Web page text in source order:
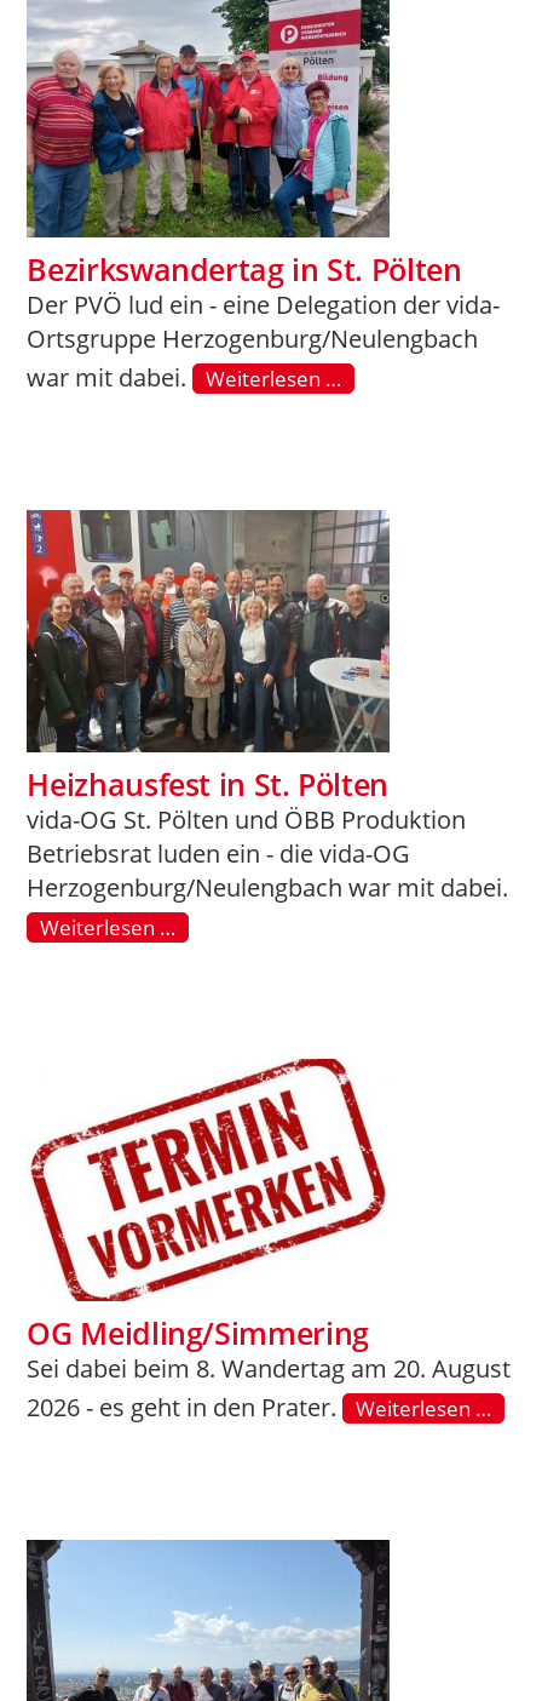
Bezirkswandertag in St. Pölten
Der PVÖ lud ein - eine Delegation der vida-
Ortsgruppe Herzogenburg/Neulengbach
war mit dabei. Weiterlesen …
Heizhausfest in St. Pölten
vida-OG St. Pölten und ÖBB Produktion
Betriebsrat luden ein - die vida-OG
Herzogenburg/Neulengbach war mit dabei.
Weiterlesen …
OG Meidling/Simmering
Sei dabei beim 8. Wandertag am 20. August
2026 - es geht in den Prater. Weiterlesen …